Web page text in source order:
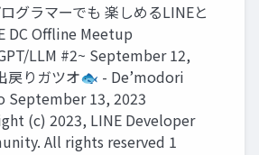
グラマーでも 楽しめるLINEと
DC Offline Meetup
LLM #2~ September 12,
戻りガツオ🐟 - De’modori
September 13, 2023
(c) 2023, LINE Developer
All rights reserved 1